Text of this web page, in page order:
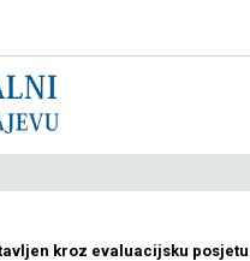
kroz evaluacijsku